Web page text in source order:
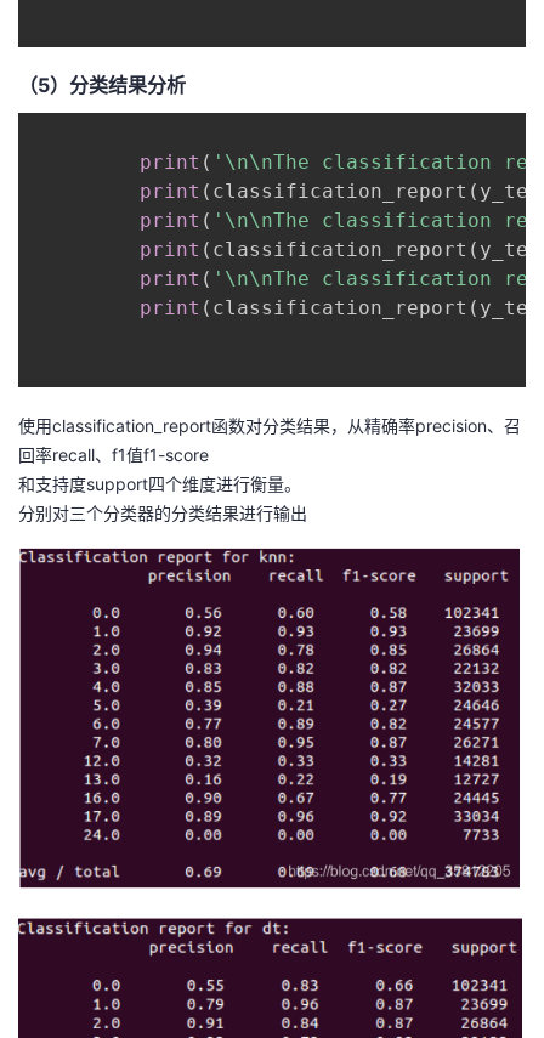
（5）分类结果分析
print ( '\n\nThe classification
print ( classification_report (
print ( '\n\nThe classification
print ( classification_report (
print ( '\n\nThe classification
print ( classification_report (
使用classification_report函数对分类结果，从精确率precision、召
回率recall、f1值f1-score
和支持度support四个维度进行衡量。
分别对三个分类器的分类结果进行输出